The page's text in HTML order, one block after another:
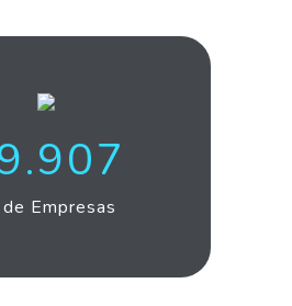
de Empresas